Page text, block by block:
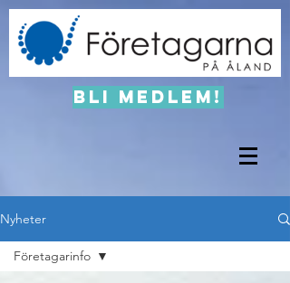
Bli medlem!
Nyheter
Företagarinfo